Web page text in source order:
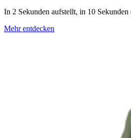
In 2 Sekunden aufstellt, in 10
Mehr entdecken